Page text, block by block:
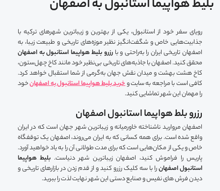
بلیط هواپیما استانبول به اصفهان
رویای سفر خود از استانبول، یکی از بهترین و زیباترین شهرهای ترکیه با
جذابیت‌هایی خاص و شگفت‌انگیز نظیر موزه‌های تاریخی و طبیعت زیبا، به
اصفهان تاریخی ایران را به‌راحتی و بارزرو بلیط هواپیما استانبول به اصفهان
محقق کنید. اصفهان با جاذبه‌های تاریخی بی‌نظیر خود مانند کاخ چهل‌ستون،
کاخ هشت بهشت و میدان نقش جهان به‌گرمی از شما استقبال خواهد کرد.
کافی است با مراجعه به سایت وخرید بلیط هواپیما استانبول به اصفهانخود
را مهمان این شهر تماشایی کنید.
رزرو بلط هواپیما استانبول اصفهان
اصفهان مروارید ناشناخته خاورمیانه و زیباترین شهر جهان است که در ایران
واقع شده است. برای همه کسانی که به ایران می‌روند، اصفهان یک توقفگاه
خاص و یکی از مکان‌هایی است که برای مدت طولانی آن را به یاد خواهید آورد.
پاریس را فراموش کنید، اصفهان زیباترین شهر دنیاست. بلیط هواپیما
استانبول اصفهانرا با سه کلیک رزرو کنید و از قدم زدن در بازارهای تاریخی و
دیدن فرش های نفیس و صنایع دستی این شهر نهایت لذت را ببرید.